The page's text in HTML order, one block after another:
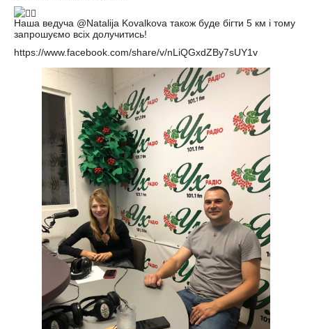
Наша ведуча @Natalija Kovalkova також буде бігти 5 км і тому
запрошуємо всіх долучитись!
https://www.facebook.com/share/v/nLiQGxdZBy7sUY1v